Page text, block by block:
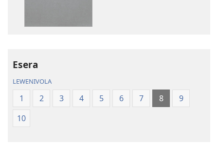
Vuravura
Vou
Esera
LEWENIVOLA
1 2 3 4 5 6 7 8
9
10